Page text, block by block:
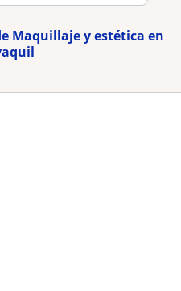
Maquillaje y estética en